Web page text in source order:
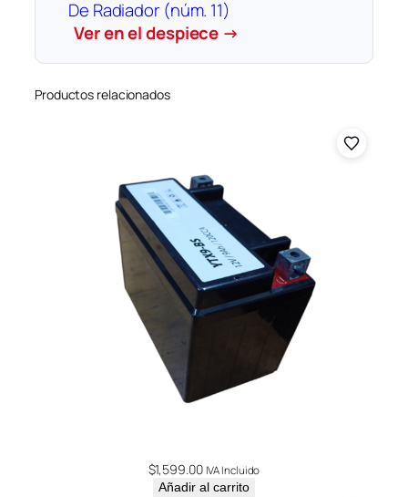
De Radiador (núm. 11)
Ver en el despiece →
Productos relacionados
$1,599.00 IVA Incluido
Añadir al carrito